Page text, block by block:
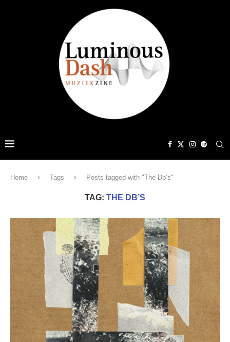
Home Tags Posts tagged with "The Db’s"
TAG: THE DB’S